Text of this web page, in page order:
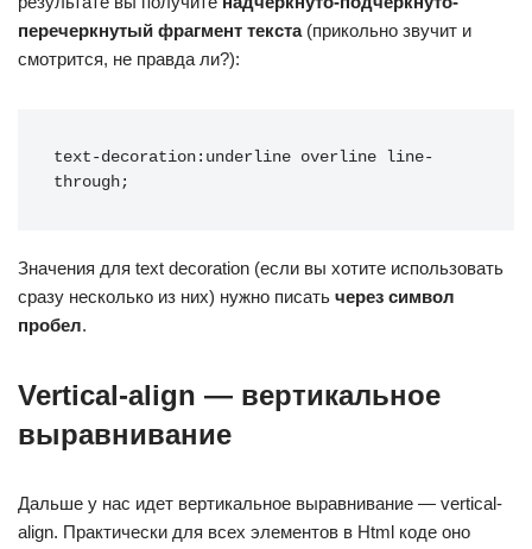
перечеркнутый фрагмент текста(прикольно звучит и
смотрится, не правда ли?):
text-decoration:underline overline line-
through;
Значения для text decoration (если вы хотите использовать
сразу несколько из них) нужно писать через символ
пробел.
Vertical-align — вертикальное
выравнивание
Дальше у нас идет вертикальное выравнивание — vertical-
align. Практически для всех элементов в Html коде оно